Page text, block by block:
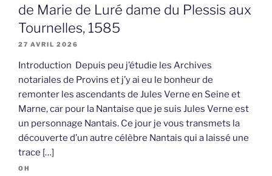
de Marie de Luré dame du Plessis aux
Tournelles, 1585
27 AVRIL 2026
Introduction Depuis peu j’étudie les Archives
notariales de Provins et j’y ai eu le bonheur de
remonter les ascendants de Jules Verne en Seine et
Marne, car pour la Nantaise que je suis Jules Verne est
un personnage Nantais. Ce jour je vous transmets la
découverte d’un autre célèbre Nantais qui a laissé une
trace […]
OH